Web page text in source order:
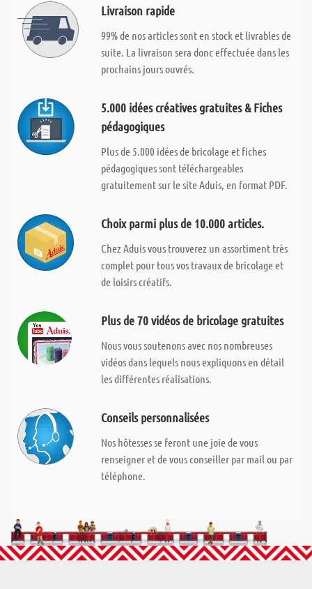
Livraison rapide
99% de nos articles sont en stock et livrables de
suite. La livraison sera donc effectuée dans les
prochains jours ouvrés.
5.000 idées créatives gratuites & Fiches
pédagogiques
Plus de 5.000 idées de bricolage et fiches
pédagogiques sont téléchargeables
gratuitement sur le site Aduis, en format PDF.
Choix parmi plus de 10.000 articles.
Chez Aduis vous trouverez un assortiment très
complet pour tous vos travaux de bricolage et
de loisirs créatifs.
Plus de 70 vidéos de bricolage gratuites
Nous vous soutenons avec nos nombreuses
vidéos dans lequels nous expliquons en détail
les différentes réalisations.
Conseils personnalisées
Nos hôtesses se feront une joie de vous
renseigner et de vous conseiller par mail ou par
téléphone.